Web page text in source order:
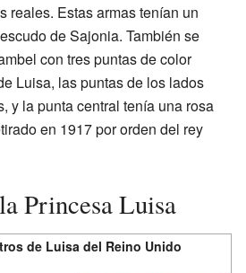
reales. Estas armas tenían un
de Sajonia. También se
con tres puntas de color
Luisa, las puntas de los lados
y la punta central tenía una rosa
en 1917 por orden del rey
Princesa Luisa
de Luisa del Reino Unido